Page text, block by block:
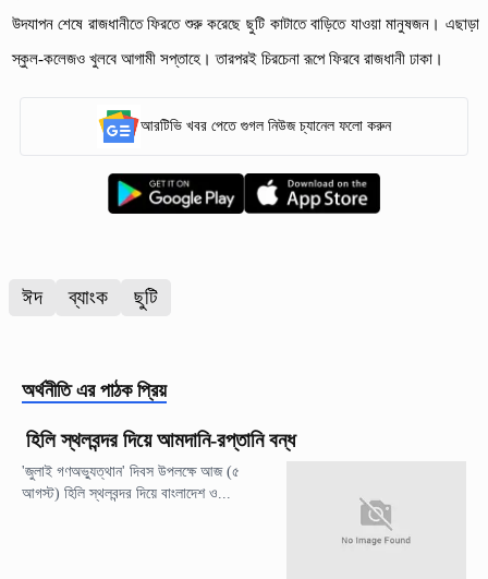
উদযাপন শেষে রাজধানীতে ফিরতে শুরু করেছে ছুটি কাটাতে বাড়িতে যাওয়া মানুষজন। এছাড়া
স্কুল-কলেজও খুলবে আগামী সপ্তাহে। তারপরই চিরচেনা রূপে ফিরবে রাজধানী ঢাকা।
আরটিভি খবর পেতে গুগল নিউজ চ্যানেল ফলো করুন
ঈদ ব্যাংক ছুটি
অর্থনীতি এর পাঠক প্রিয়
হিলি স্থলবন্দর দিয়ে আমদানি-রপ্তানি বন্ধ
'জুলাই গণঅভ্যুত্থান' দিবস উপলক্ষে আজ (৫
আগস্ট) হিলি স্থলবন্দর দিয়ে বাংলাদেশ ও...